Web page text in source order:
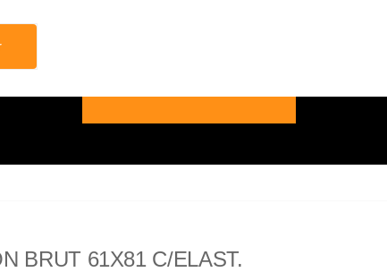
BRUT 61X81 C/ELAST.